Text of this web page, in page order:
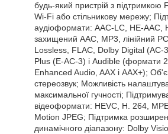
будь-який пристрій з підтримкою
Wi‑Fi або стільникову мережу;
аудіоформати: AAC‑LC, HE‑AAC,
захищений AAC, MP3, лінійний
Lossless, FLAC, Dolby Digital
Plus (E‑AC‑3) і Audible (формати
Enhanced Audio, AAX і AAX+);
стереозвук; Можливість
максимальної гучності;
відеоформати: HEVC, H. 264,
Motion JPEG; Підтримка
динамічного діапазону: Dolby